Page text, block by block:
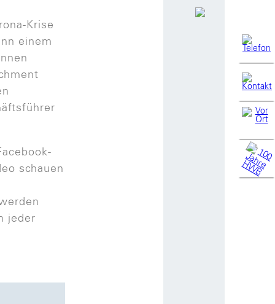
Krise
einem
schauen
jeder